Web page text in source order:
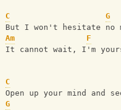
C
G
But I won't hesitate no
Am
F
It cannot wait, I'm
C
Open up your mind and
G